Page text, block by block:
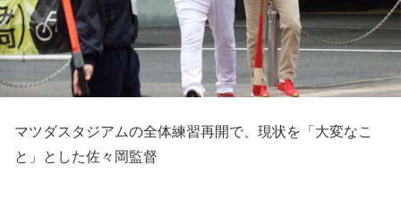
マツダスタジアムの全体練習再開で、現状を「大変なこ
と」とした佐々岡監督